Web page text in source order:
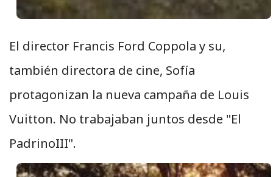
El director Francis Ford Coppola y su,
también directora de cine, Sofía
protagonizan la nueva campaña de Louis
Vuitton. No trabajaban juntos desde "El
PadrinoIII".